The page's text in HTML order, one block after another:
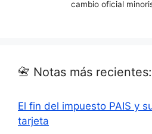
📇 Notas más recientes:
El fin del impuesto PAIS y
tarjeta